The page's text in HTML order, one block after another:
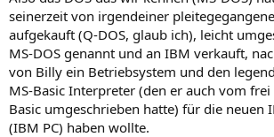
seinerzeit von irgendeiner
aufgekauft (Q-DOS, glaub ich), leicht
MS-DOS genannt und an IBM verkauft,
von Billy ein Betriebsystem und den
MS-Basic Interpreter (den er auch vom
Basic umgeschrieben hatte) für die neuen
(IBM PC) haben wollte.